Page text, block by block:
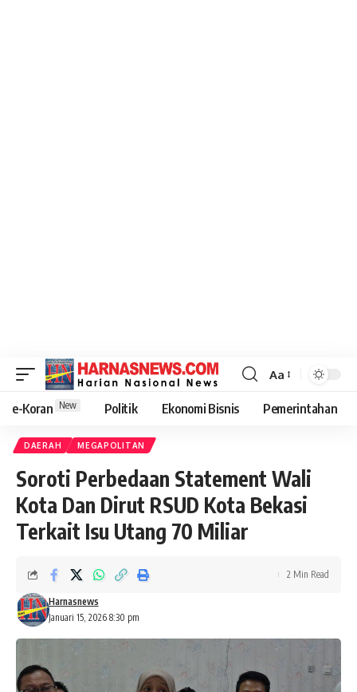
Aa
e-Koran New Politik Ekonomi Bisnis Pemerintahan
DAERAH MEGAPOLITAN
Soroti Perbedaan Statement Wali
Kota Dan Dirut RSUD Kota Bekasi
Terkait Isu Utang 70 Miliar
Januari 15, 2026 8:30 pm
Harnasnews
2 Min Read